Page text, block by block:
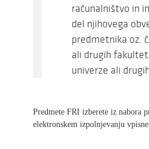
računalništvo in
del njihovega
predmetnika oz.
ali drugih
univerze ali
Predmete FRI izberete iz nabora
elektronskem izpolnjevanju